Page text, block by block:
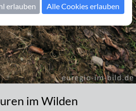
im Wilden
erlauben Alle Cookies erlauben